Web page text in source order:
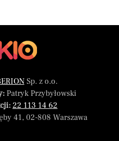
Sp. z o.o.
Patryk Przybyłowski
22 113 14 62
41, 02-808 Warszawa